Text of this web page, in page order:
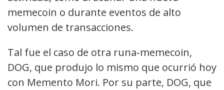
memecoin o durante eventos de alto
volumen de transacciones.
Tal fue el caso de otra runa-memecoin,
DOG, que produjo lo mismo que ocurrió hoy
con Memento Mori. Por su parte, DOG, que